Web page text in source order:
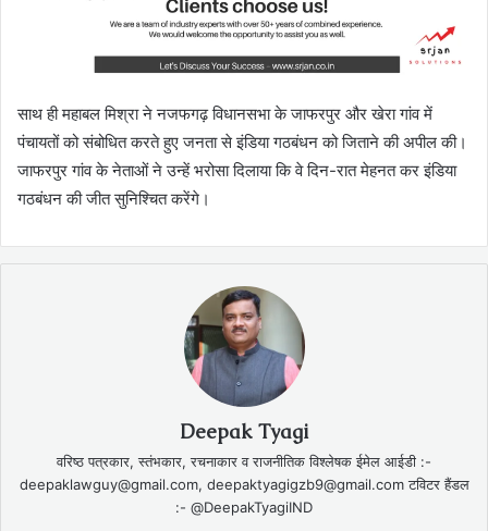
साथ ही महाबल मिश्रा ने नजफगढ़ विधानसभा के जाफरपुर और खेरा गांव में
पंचायतों को संबोधित करते हुए जनता से इंडिया गठबंधन को जिताने की अपील की।
जाफरपुर गांव के नेताओं ने उन्हें भरोसा दिलाया कि वे दिन-रात मेहनत कर इंडिया
गठबंधन की जीत सुनिश्चित करेंगे।
Deepak Tyagi
वरिष्ठ पत्रकार, स्तंभकार, रचनाकार व राजनीतिक विश्लेषक ईमेल आईडी :-
deepaklawguy@gmail.com, deepaktyagigzb9@gmail.com टविटर हैंडल
:- @DeepakTyagiIND